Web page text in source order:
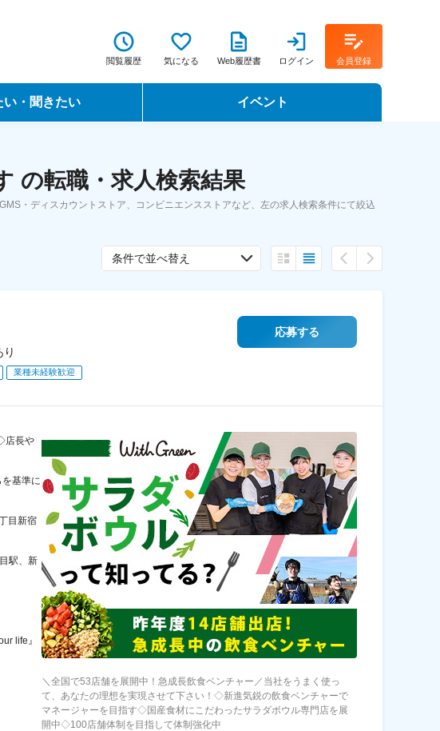
閲覧履歴 気になる Web履歴書 ログイン 会員登録
い・聞きたい イベント
転職フェア
の転職・求人検索結果
・ディスカウントストア、コンビニエンスストアなど、左の求人検索条件にて絞込
条件で並べ替え
業種未経験歓迎
応募する
店長や
基準に
目新宿
駅、新
life』
＼全国で53店舗を展開中！急成長飲食ベンチャー／当社をうまく使っ
て、あなたの理想を実現させて下さい！◇新進気鋭の飲食ベンチャーで
マネージャーを目指す◇国産食材にこだわったサラダボウル専門店を展
開中◇100店舗体制を目指して体制強化中